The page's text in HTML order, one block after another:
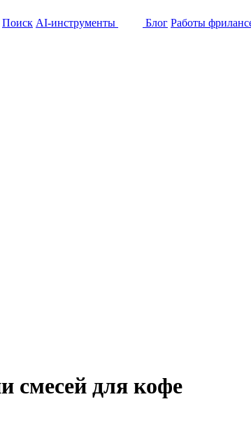
Поиск AI-инструменты Блог Работы
смесей для кофе